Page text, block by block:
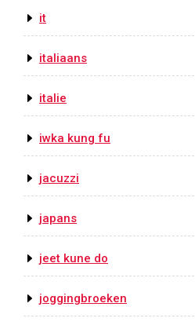
it
italiaans
italie
iwka kung fu
jacuzzi
japans
jeet kune do
joggingbroeken